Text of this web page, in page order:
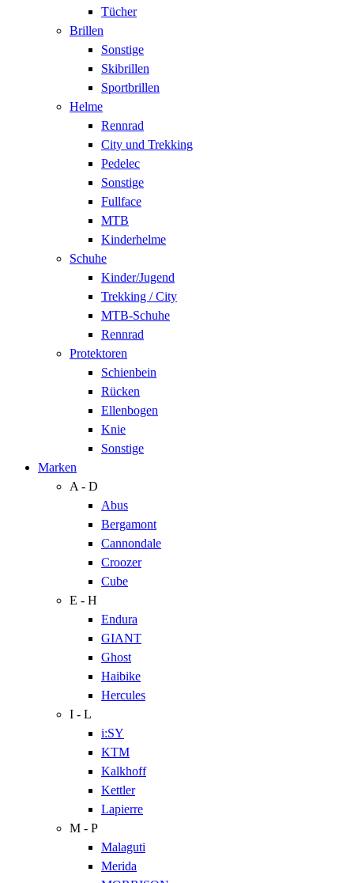
Tücher
Brillen
Sonstige
Skibrillen
Sportbrillen
Helme
Rennrad
City und Trekking
Pedelec
Sonstige
Fullface
MTB
Kinderhelme
Schuhe
Kinder/Jugend
Trekking / City
MTB-Schuhe
Rennrad
Protektoren
Schienbein
Rücken
Ellenbogen
Knie
Sonstige
Marken
A - D
Abus
Bergamont
Cannondale
Croozer
Cube
E - H
Endura
GIANT
Ghost
Haibike
Hercules
I - L
i:SY
KTM
Kalkhoff
Kettler
Lapierre
M - P
Malaguti
Merida